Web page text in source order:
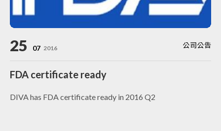
25 07 2016 公司公告
FDA certificate ready
DIVA has FDA certificate ready in 2016 Q2